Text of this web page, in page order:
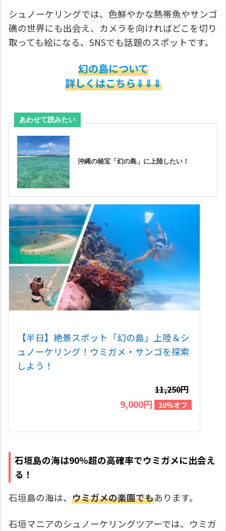
Loading...
シュノーケリングでは、色鮮やかな熱帯魚やサンゴ
礁の世界にも出会え、カメラを向ければどこを切り
取っても絵になる、SNSでも話題のスポットです。
幻の島について
詳しくはこちら⇓⇓⇓
【半日】絶景スポット「幻の島」上陸＆シ
ュノーケリング！ウミガメ・サンゴを探索
しよう！
11,250円
9,000円 20％オフ
石垣島の海は90％超の高確率でウミガメに出会え
る！
石垣島の海は、 ウミガメの楽園でもあります。
石垣マニアのシュノーケリングツアーでは、ウミガ